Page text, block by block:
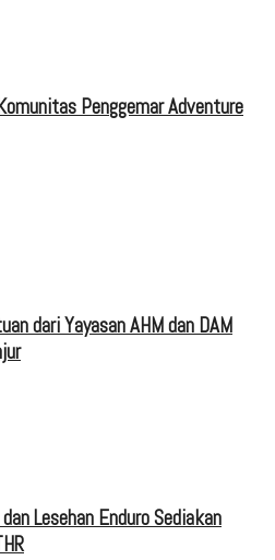
Penggemar Adventure
dari Yayasan AHM dan DAM
Lesehan Enduro Sediakan